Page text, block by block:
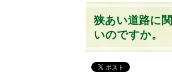
狭あい道路に
いのですか。